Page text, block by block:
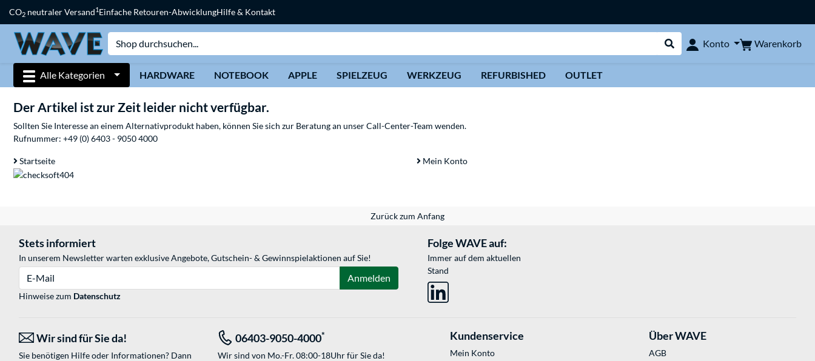
CO2 neutraler Versand1Einfache Retouren-AbwicklungHilfe & Kontakt
Suche durchführen
Konto Warenkorb
Alle Kategorien HARDWARE NOTEBOOK APPLE SPIELZEUG WERKZEUG REFURBISHED OUTLET
Der Artikel ist zur Zeit leider nicht verfügbar.
Sollten Sie Interesse an einem Alternativprodukt haben, können Sie sich zur Beratung an unser Call-Center-Team wenden.
Rufnummer: +49 (0) 6403 - 9050 4000
Startseite Mein Konto
Zurück zum Anfang
Stets informiert
In unserem Newsletter warten exklusive Angebote, Gutschein- & Gewinnspielaktionen auf Sie!
Anmelden
Hinweise zum Datenschutz
Folge WAVE auf:
Immer auf dem aktuellen
Stand
Wir sind für Sie da!
Sie benötigen Hilfe oder Informationen? Dann
06403-9050-4000*
Wir sind von Mo.-Fr. 08:00-18Uhr für Sie da!
Kundenservice
Mein Konto
Über WAVE
AGB